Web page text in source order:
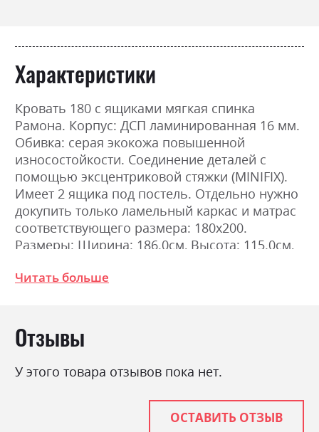
Характеристики
Кровать 180 с ящиками мягкая спинка
Рамона. Корпус: ДСП ламинированная 16 мм.
Обивка: серая экокожа повышенной
износостойкости. Соединение деталей с
помощью эксцентриковой стяжки (MINIFIX).
Имеет 2 ящика под постель. Отдельно нужно
докупить только ламельный каркас и матрас
соответствующего размера: 180х200.
Размеры: Ширина: 186.0см, Высота: 115.0см,
Цвет (Фасад):
Цвет материала
дуб крафт/земля
мінімалізм, модерн
лакована ДСП
Читать больше
Отзывы
У этого товара отзывов пока нет.
ОСТАВИТЬ ОТЗЫВ